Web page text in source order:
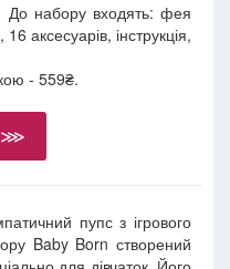
До набору входять: фея
аксесуарів, інструкція,
- 559₴.
⋙
пупс з ігрового
Baby Born створений